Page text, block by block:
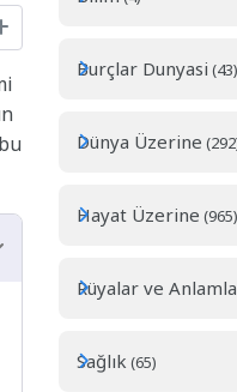
Burçlar Dunyasi (43)
Dünya Üzerine
Hayat Üzerine (965)
Rüyalar ve
Sağlık (65)